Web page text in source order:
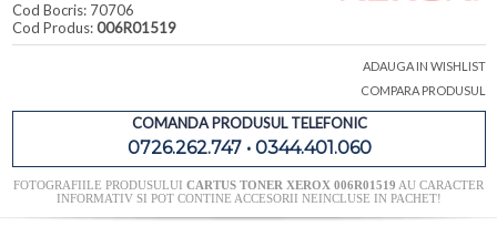
Cod Bocris: 70706
Cod Produs:006R01519
ADAUGA IN WISHLIST
COMPARA PRODUSUL
COMANDA PRODUSUL TELEFONIC
0726.262.747 • 0344.401.060
FOTOGRAFIILE PRODUSULUI CARTUS TONER XEROX 006R01519 AU CARACTER
INFORMATIV SI POT CONTINE ACCESORII NEINCLUSE IN PACHET!